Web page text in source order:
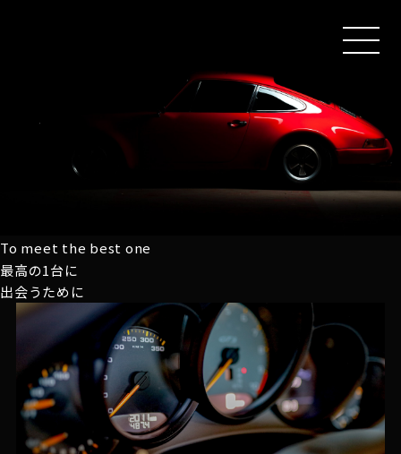
MEN
To meet the best one
最高の1台に
出会うために